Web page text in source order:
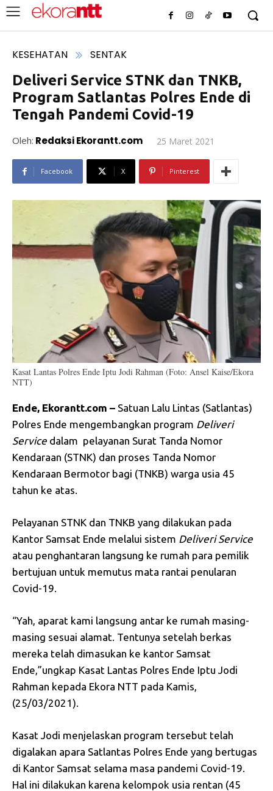
KESEHATAN SENTAK
Deliveri Service STNK dan TNKB,
Program Satlantas Polres Ende di
Tengah Pandemi Covid-19
Oleh: Redaksi Ekorantt.com 25 Maret 2021
Facebook X Pinterest
Kasat Lantas Polres Ende Iptu Jodi Rahman (Foto: Ansel Kaise/Ekora
NTT)
Ende, Ekorantt.com – Satuan Lalu Lintas (Satlantas)
Polres Ende mengembangkan program Deliveri
Service dalam pelayanan Surat Tanda Nomor
Kendaraan (STNK) dan proses Tanda Nomor
Kendaraan Bermotor bagi (TNKB) warga usia 45
tahun ke atas.
Pelayanan STNK dan TNKB yang dilakukan pada
Kantor Samsat Ende melalui sistem Deliveri Service
atau penghantaran langsung ke rumah para pemilik
bertujuan untuk memutus mata rantai penularan
Covid-19.
“Yah, aparat kami langsung antar ke rumah masing-
masing sesuai alamat. Tentunya setelah berkas
mereka telah dimasukan ke kantor Samsat
Ende,”ungkap Kasat Lantas Polres Ende Iptu Jodi
Rahman kepada Ekora NTT pada Kamis,
(25/03/2021).
Kasat Jodi menjelaskan program tersebut telah
digalakan apara Satlantas Polres Ende yang bertugas
di Kantor Samsat selama masa pandemi Covid-19.
Hal ini dilakukan karena kelompok usia rentan (45